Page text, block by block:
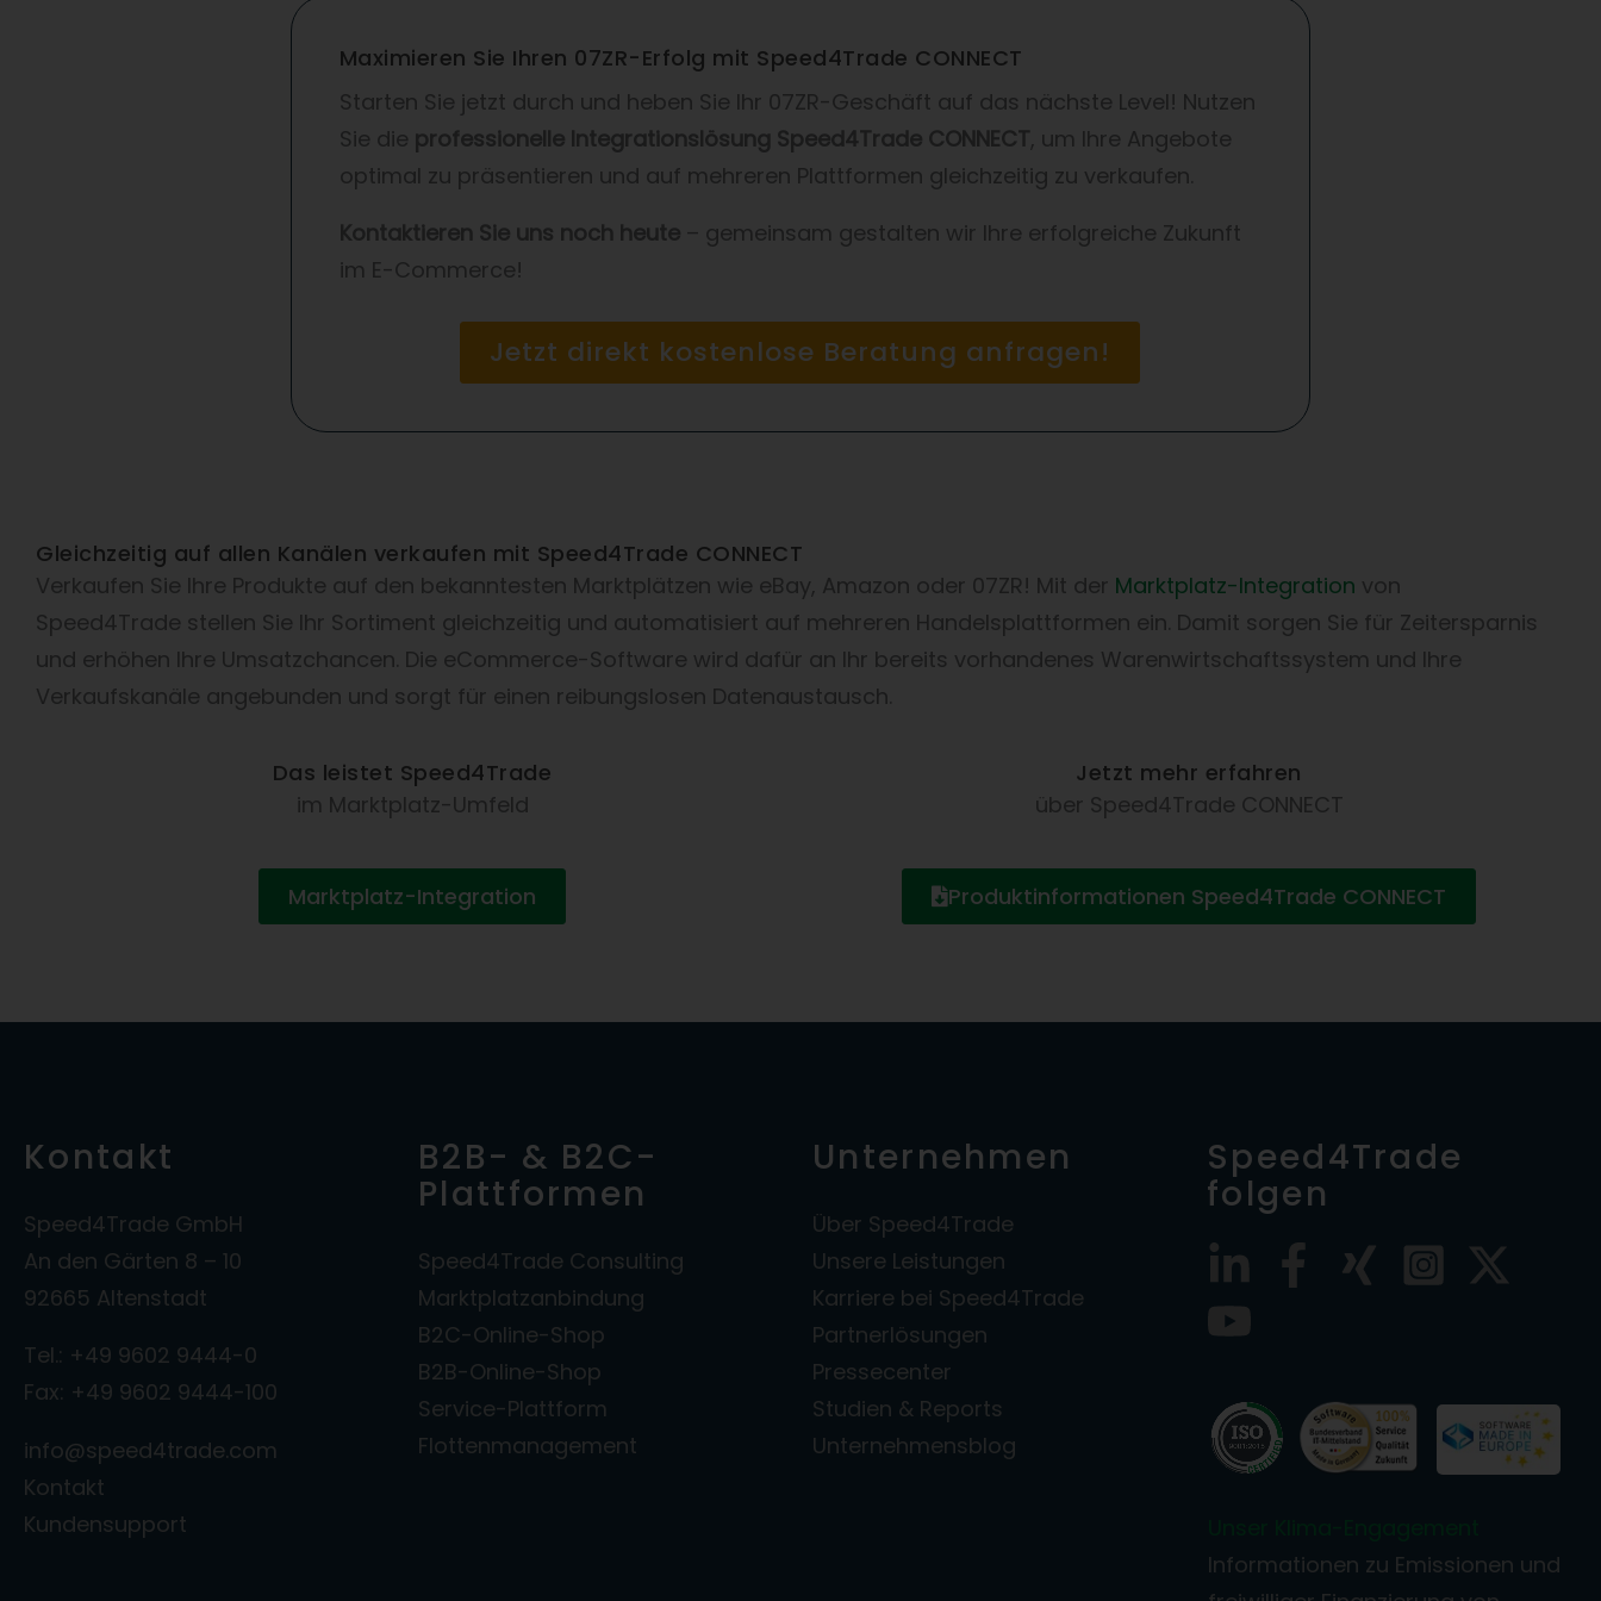
Maximieren Sie Ihren 07ZR-Erfolg mit Speed4Trade CONNECT
Starten Sie jetzt durch und heben Sie Ihr 07ZR-Geschäft auf das nächste Level! Nutzen
Sie die professionelle Integrationslösung Speed4Trade CONNECT, um Ihre Angebote
optimal zu präsentieren und auf mehreren Plattformen gleichzeitig zu verkaufen.
Kontaktieren Sie uns noch heute– gemeinsam gestalten wir Ihre erfolgreiche Zukunft
im E-Commerce!
Jetzt direkt kostenlose Beratung anfragen!
Gleichzeitig auf allen Kanälen verkaufen mit Speed4Trade CONNECT
Verkaufen Sie Ihre Produkte auf den bekanntesten Marktplätzen wie eBay, Amazon oder 07ZR! Mit der Marktplatz-Integration von
Speed4Trade stellen Sie Ihr Sortiment gleichzeitig und automatisiert auf mehreren Handelsplattformen ein. Damit sorgen Sie für Zeitersparnis
und erhöhen Ihre Umsatzchancen. Die eCommerce-Software wird dafür an Ihr bereits vorhandenes Warenwirtschaftssystem und Ihre
Verkaufskanäle angebunden und sorgt für einen reibungslosen Datenaustausch.
Das leistet Speed4Trade
im Marktplatz-Umfeld
Marktplatz-Integration
Jetzt mehr erfahren
über Speed4Trade CONNECT
Produktinformationen Speed4Trade CONNECT
Kontakt
Speed4Trade GmbH
An den Gärten 8 – 10
92665 Altenstadt
Tel.: +49 9602 9444-0
Fax: +49 9602 9444-100
info@speed4trade.com
Kontakt
Kundensupport
B2B- & B2C-
Plattformen
Speed4Trade Consulting
Marktplatzanbindung
B2C-Online-Shop
B2B-Online-Shop
Service-Plattform
Flottenmanagement
Unternehmen
Über Speed4Trade
Unsere Leistungen
Karriere bei Speed4Trade
Partnerlösungen
Pressecenter
Studien & Reports
Unternehmensblog
Speed4Trade
folgen
Informationen zu Emissionen und